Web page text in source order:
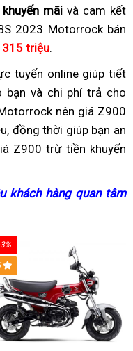
chưa
gồm
tiền
khuyến
mãi
Z900
chưa
trừ
mãi và cam kết
2023 Motorrock bán
315 triệutân
trang
.
tuyến KH
giá
Z900
chưa
trừ
onlinelink
web
giúp tiết
bạn giá
trừ
chương
trình
và chi phí trả cho
gần
nhất
nên giá Z900
đèn
full
đồng thời giúp bạn giá
trừ
an
Z900 trừ tiền khuyến
khách hàng quan tâm